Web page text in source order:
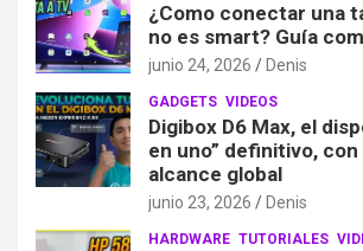
¿Como conectar una
no es smart? Guía
junio 24, 2026 Denis
GADGETS VIDEOS
Digibox D6 Max, el
en uno” definitivo,
alcance global
junio 23, 2026 Denis
HARDWARE TUTORIALES